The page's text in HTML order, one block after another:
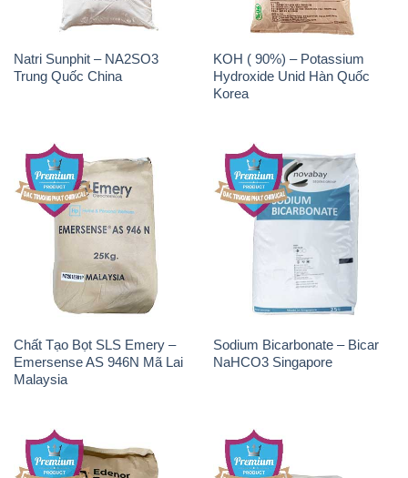
Natri Sunphit – NA2SO3
Trung Quốc China
KOH ( 90%) – Potassium
Hydroxide Unid Hàn Quốc
Korea
Chất Tạo Bọt SLS Emery –
Emersense AS 946N Mã Lai
Malaysia
Sodium Bicarbonate – Bicar
NaHCO3 Singapore